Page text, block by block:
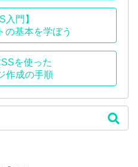
入門】
の基本を学ぼう
を使った
作成の手順